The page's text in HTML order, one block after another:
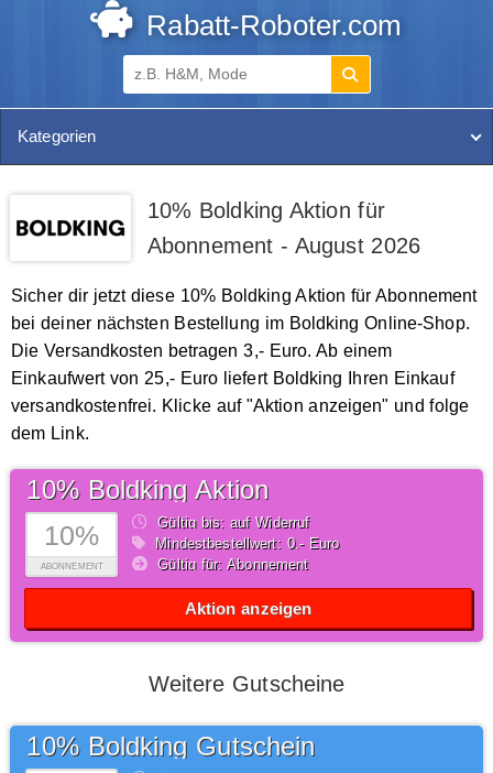
Rabatt-Roboter.com
Kategorien
10% Boldking Aktion für
Abonnement - August 2026
Sicher dir jetzt diese 10% Boldking Aktion für Abonnement
bei deiner nächsten Bestellung im Boldking Online-Shop.
Die Versandkosten betragen 3,- Euro. Ab einem
Einkaufwert von 25,- Euro liefert Boldking Ihren Einkauf
versandkostenfrei. Klicke auf "Aktion anzeigen" und folge
dem Link.
10%
ABONNEMENT
10% Boldking Aktion
Gültig bis: auf Widerruf
Mindestbestellwert: 0,- Euro
Gültig für: Abonnement
Aktion anzeigen
Weitere Gutscheine
10% Boldking Gutschein